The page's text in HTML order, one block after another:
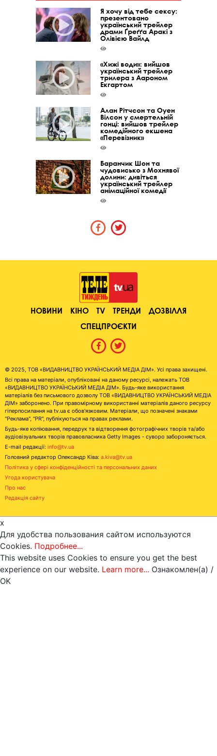
Я хочу від тебе сексу:
презентовано
український трейлер
драми Ґреґґа Аракі з
Олівією Вайлд
«Хижі води»: вийшов
український трейлер
трилера з Аароном
Екгартом
Алан Рітчсон та Оуен
Вілсон у смертельній
гонці: вийшов трейлер
комедійного екшена
«Перевізник»
Баранчик Шон та
чудовисько з Мохнявої
долини: дивіться
український трейлер
анімаційної комедії
НОВИНИ КІНО TV ТРЕНДИ
ДОЗВІЛЛЯ
СПЕЦПРОЄКТИ
© 2025, ТОВ «ВИДАВНИЦТВО УКРАЇНСЬКИЙ МЕДІА ДІМ». Усі права захищені.
Всі права на матеріали, опубліковані на даному ресурсі, належать ТОВ
«ВИДАВНИЦТВО УКРАЇНСЬКИЙ МЕДІА ДІМ». Будь-яке використання
матеріалів без письмового дозволу ТОВ «ВИДАВНИЦТВО УКРАЇНСЬКИЙ МЕДІА
ДІМ» заборонено. При правомірному використанні матеріалів даного ресурсу
гіперпосилання на tv.ua є обов'язковим. Матеріали, що позначені знаками
"Реклама", "PR", публікуються на правах реклами.
Будь-яке копіювання, передрук та відтворення фотографічних творів та/або
аудіовізуальних творів правовласника Getty Images - суворо забороняється.
E-mail редакції: info@tv.ua
Головний редактор Олександр Ківа: a.kiva@tv.ua
Політика у сфері конфіденційності та персональних даних
Угода користувача
Про нас
Редакція сайту
x
Для удобства пользования сайтом используются
Cookies. Подробнее...
This website uses Cookies to ensure you get the best
experience on our website. Learn more... Ознакомлен(а) /
OK